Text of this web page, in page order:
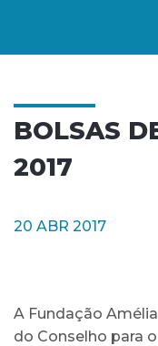
BOLSAS
2017
20 ABR 2017
A Fundação
do Conselho para